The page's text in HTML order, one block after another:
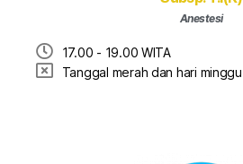
Anestesi
17.00 - 19.00 WITA
Tanggal merah dan hari minggu